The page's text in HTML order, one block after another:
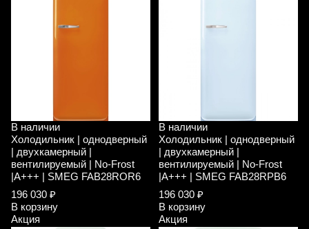
В наличии
Холодильник | однодверный
| двухкамерный |
вентилируемый | No-Frost
|A+++ | SMEG FAB28ROR6
196 030 ₽
В корзину
Акция
В наличии
Холодильник | однодверный
| двухкамерный |
вентилируемый | No-Frost
|A+++ | SMEG FAB28RPB6
196 030 ₽
В корзину
Акция